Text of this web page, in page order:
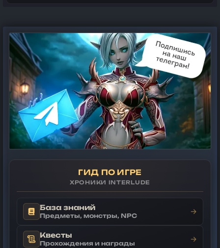
ГИД ПО ИГРЕ
ХРОНИКИ INTERLUDE
База знаний
Предметы, монстры, NPC →
Квесты
Прохождения и награды →